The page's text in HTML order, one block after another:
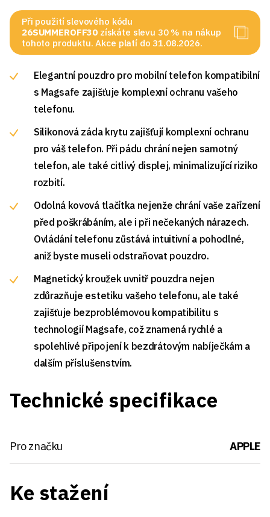
Při použití slevového kódu
26SUMMEROFF30 získáte slevu 30 % na nákup
tohoto produktu. Akce platí do 31.08.2026.
Elegantní pouzdro pro mobilní telefon kompatibilní
s Magsafe zajišťuje komplexní ochranu vašeho
telefonu.
Silikonová záda krytu zajišťují komplexní ochranu
pro váš telefon. Při pádu chrání nejen samotný
telefon, ale také citlivý displej, minimalizující riziko
rozbití.
Odolná kovová tlačítka nejenže chrání vaše zařízení
před poškrábáním, ale i při nečekaných nárazech.
Ovládání telefonu zůstává intuitivní a pohodlné,
aniž byste museli odstraňovat pouzdro.
Magnetický kroužek uvnitř pouzdra nejen
zdůrazňuje estetiku vašeho telefonu, ale také
zajišťuje bezproblémovou kompatibilitu s
technologií Magsafe, což znamená rychlé a
spolehlivé připojení k bezdrátovým nabíječkám a
dalším příslušenstvím.
Technické specifikace
Pro značku APPLE
Ke stažení